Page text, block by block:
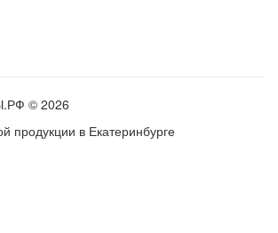
© 2026
продукции в Екатеринбурге